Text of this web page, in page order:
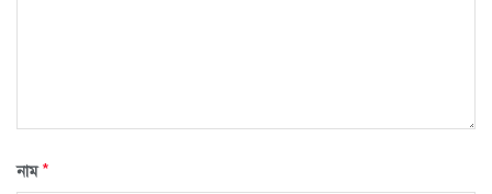
নাম*